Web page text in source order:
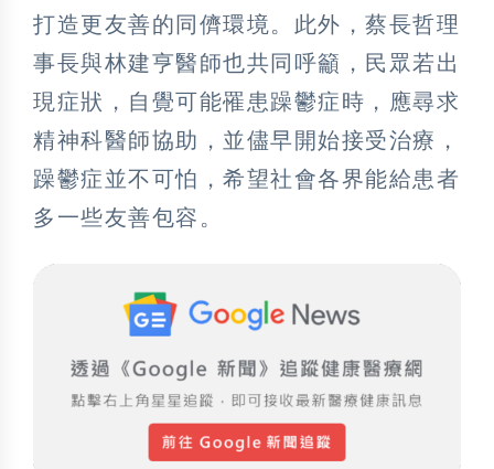
打造更友善的同儕環境。此外，蔡長哲理
事長與林建亨醫師也共同呼籲，民眾若出
現症狀，自覺可能罹患躁鬱症時，應尋求
精神科醫師協助，並儘早開始接受治療，
躁鬱症並不可怕，希望社會各界能給患者
多一些友善包容。